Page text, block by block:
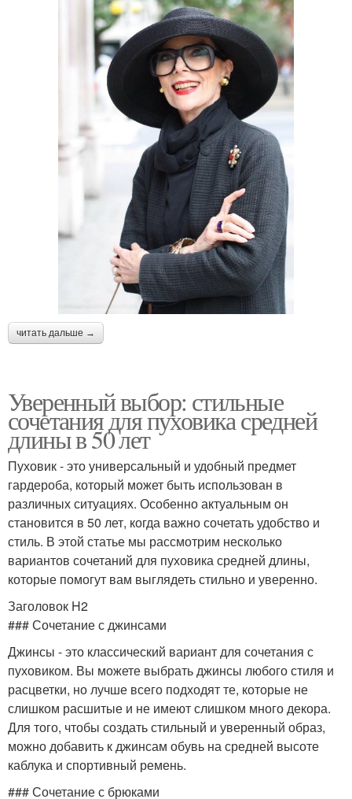
читать дальше →
Уверенный выбор: стильные
сочетания для пуховика средней
длины в 50 лет
Пуховик - это универсальный и удобный предмет
гардероба, который может быть использован в
различных ситуациях. Особенно актуальным он
становится в 50 лет, когда важно сочетать удобство и
стиль. В этой статье мы рассмотрим несколько
вариантов сочетаний для пуховика средней длины,
которые помогут вам выглядеть стильно и уверенно.
Заголовок H2
### Сочетание с джинсами
Джинсы - это классический вариант для сочетания с
пуховиком. Вы можете выбрать джинсы любого стиля и
расцветки, но лучше всего подходят те, которые не
слишком расшитые и не имеют слишком много декора.
Для того, чтобы создать стильный и уверенный образ,
можно добавить к джинсам обувь на средней высоте
каблука и спортивный ремень.
### Сочетание с брюками